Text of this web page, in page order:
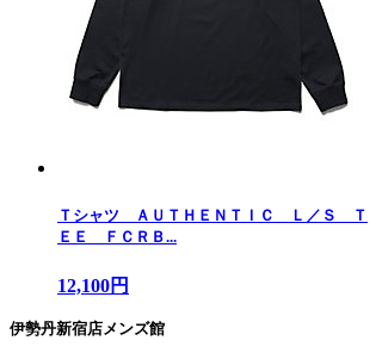
Ｔシャツ ＡＵＴＨＥＮＴＩＣ Ｌ／Ｓ Ｔ
ＥＥ ＦＣＲＢ...
12,100円
伊勢丹新宿店メンズ館